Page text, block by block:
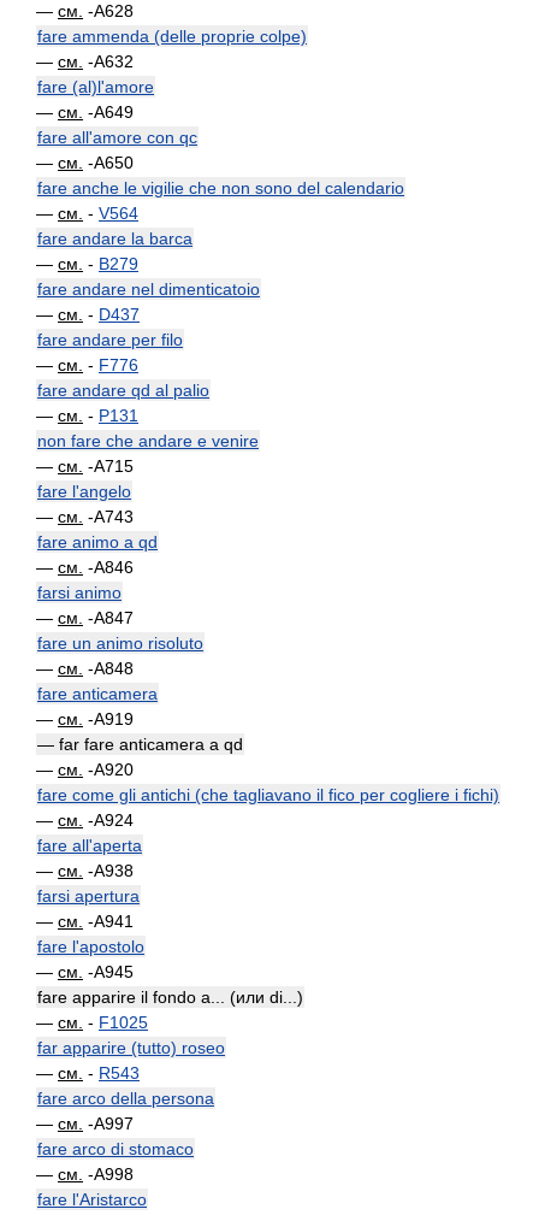
— см. -A628
fare ammenda (delle proprie colpe)
— см. -A632
fare (al)l'amore
— см. -A649
fare all'amore con qc
— см. -A650
fare anche le vigilie che non sono del calendario
— см. - V564
fare andare la barca
— см. - B279
fare andare nel dimenticatoio
— см. - D437
fare andare per filo
— см. - F776
fare andare qd al palio
— см. - P131
non fare che andare e venire
— см. -A715
fare l'angelo
— см. -A743
fare animo a qd
— см. -A846
farsi animo
— см. -A847
fare un animo risoluto
— см. -A848
fare anticamera
— см. -A919
— far fare anticamera a qd
— см. -A920
fare come gli antichi (che tagliavano il fico per cogliere i fichi)
— см. -A924
fare all'aperta
— см. -A938
farsi apertura
— см. -A941
fare l'apostolo
— см. -A945
fare apparire il fondo a... (или di...)
— см. - F1025
far apparire (tutto) roseo
— см. - R543
fare arco della persona
— см. -A997
fare arco di stomaco
— см. -A998
fare l'Aristarco